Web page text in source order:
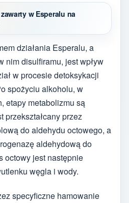
w Esperalu na
działania Esperalu, a
nim disulfiramu, jest wpływ
w procesie detoksykacji
spożyciu alkoholu, w
etapy metabolizmu są
przekształcany przez
do aldehydu octowego, a
aldehydową do
octowy jest następnie
węgla i wody.
specyficzne hamowanie